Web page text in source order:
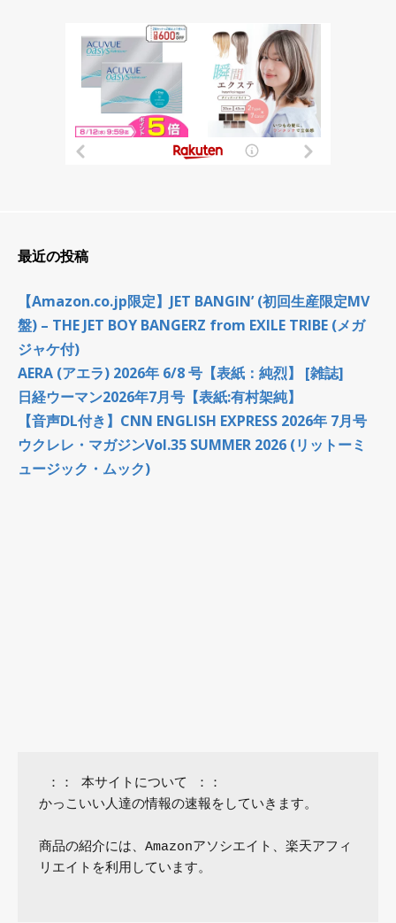
最近の投稿
【Amazon.co.jp限定】JET BANGIN’ (初回生産限定MV
盤) – THE JET BOY BANGERZ from EXILE TRIBE (メガ
ジャケ付)
AERA (アエラ) 2026年 6/8 号【表紙：純烈】 [雑誌]
日経ウーマン2026年7月号【表紙:有村架純】
【音声DL付き】CNN ENGLISH EXPRESS 2026年 7月号
ウクレレ・マガジンVol.35 SUMMER 2026 (リットーミ
ュージック・ムック)
かっこいい人達の情報の速報をしていきます。
商品の紹介には、Amazonアソシエイト、楽天アフィ
リエイトを利用しています。